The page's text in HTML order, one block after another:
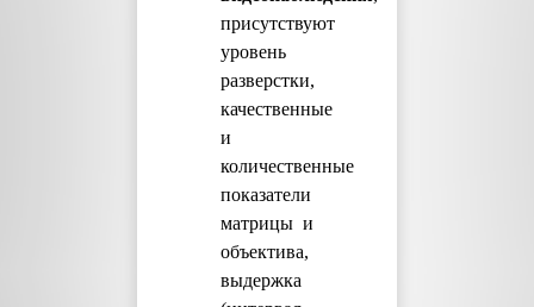
присутствуют
уровень
разверстки,
качественные
и
количественные
показатели
матрицы и
объектива,
выдержка